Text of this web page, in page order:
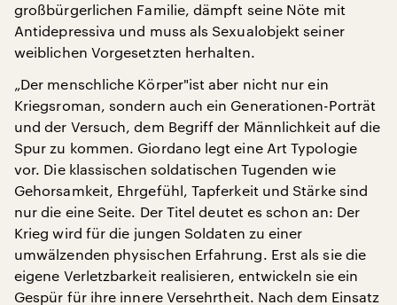
großbürgerlichen Familie, dämpft seine Nöte mit
Antidepressiva und muss als Sexualobjekt seiner
weiblichen Vorgesetzten herhalten.
„Der menschliche Körper"ist aber nicht nur ein
Kriegsroman, sondern auch ein Generationen-Porträt
und der Versuch, dem Begriff der Männlichkeit auf die
Spur zu kommen. Giordano legt eine Art Typologie
vor. Die klassischen soldatischen Tugenden wie
Gehorsamkeit, Ehrgefühl, Tapferkeit und Stärke sind
nur die eine Seite. Der Titel deutet es schon an: Der
Krieg wird für die jungen Soldaten zu einer
umwälzenden physischen Erfahrung. Erst als sie die
eigene Verletzbarkeit realisieren, entwickeln sie ein
Gespür für ihre innere Versehrtheit. Nach dem Einsatz